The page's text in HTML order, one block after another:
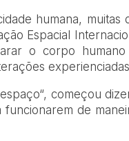
humana, muitas
Espacial
o corpo humano
“, começou
de